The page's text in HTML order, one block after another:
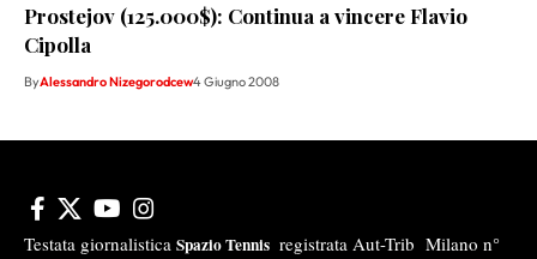
Prostejov (125.000$): Continua a vincere Flavio
Cipolla
ByAlessandro Nizegorodcew4 Giugno 2008
Testata giornalistica Spazio Tennis registrata Aut-Trib Milano n°